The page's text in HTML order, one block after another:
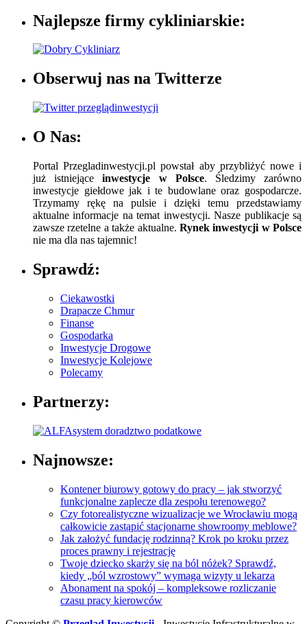
Najlepsze firmy cykliniarskie:
Obserwuj nas na Twitterze
O Nas:
Portal Przegladinwestycji.pl powstał aby przybliżyć nowe i
już istniejąceinwestycje w Polsce. Śledzimy zarówno
inwestycje giełdowe jak i te budowlane oraz gospodarcze.
Trzymamy rękę na pulsie i dzięki temu przedstawiamy
aktualne informacje na temat inwestycji. Nasze publikacje są
zawsze rzetelne a także aktualne. Rynek inwestycji w Polsce
nie ma dla nas tajemnic!
Sprawdź:
Ciekawostki
Drapacze Chmur
Finanse
Gospodarka
Inwestycje Drogowe
Inwestycje Kolejowe
Polecamy
Partnerzy:
Najnowsze:
Kontener biurowy gotowy do pracy – jak stworzyć
funkcjonalne zaplecze dla zespołu terenowego?
Czy fotorealistyczne wizualizacje we Wrocławiu mogą
całkowicie zastąpić stacjonarne showroomy meblowe?
Jak założyć fundację rodzinną? Krok po kroku przez
proces prawny i rejestrację
Twoje dziecko skarży się na ból nóżek? Sprawdź,
kiedy „ból wzrostowy” wymaga wizyty u lekarza
Abonament na spokój – kompleksowe rozliczanie
czasu pracy kierowców